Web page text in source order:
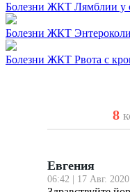
Болезни ЖКТ Лямблии у
Болезни ЖКТ
Болезни ЖКТ Рвота с
8
Евгения
06:42 | 17 Авг. 2020